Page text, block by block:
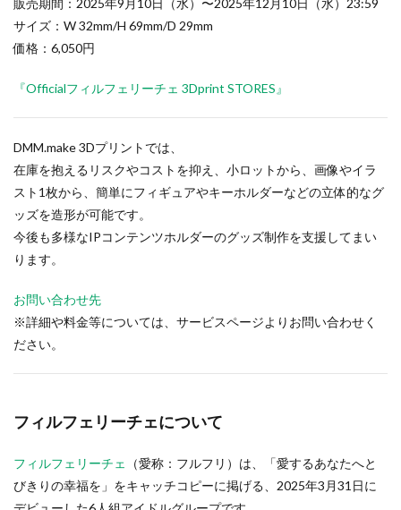
サイズ：W 32mm/H 69mm/D 29mm
価格：6,050円
『Officialフィルフェリーチェ 3Dprint STORES』
DMM.make 3Dプリントでは、
在庫を抱えるリスクやコストを抑え、小ロットから、画像やイラ
スト1枚から、簡単にフィギュアやキーホルダーなどの立体的なグ
ッズを造形が可能です。
今後も多様なIPコンテンツホルダーのグッズ制作を支援してまい
ります。
お問い合わせ先
※詳細や料金等については、サービスページよりお問い合わせく
ださい。
フィルフェリーチェについて
フィルフェリーチェ
（愛称：フルフリ）は、「愛するあなたへと
びきりの幸福を」をキャッチコピーに掲げる、2025年3月31日に